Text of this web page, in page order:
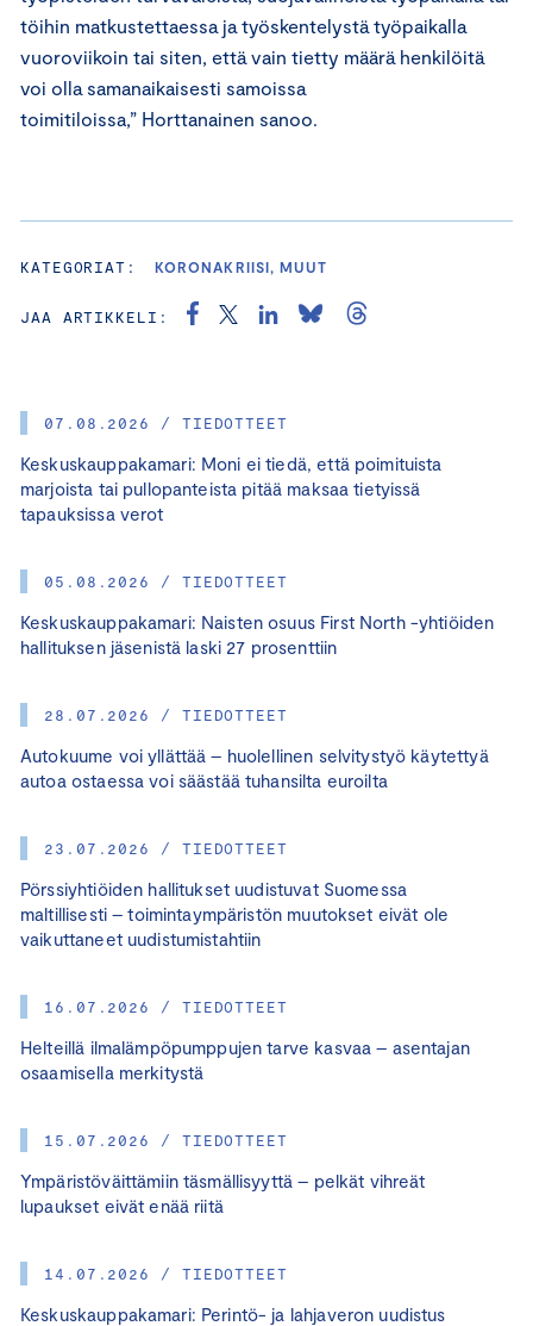
07.08.2026 / TIEDOTTEET
Keskuskauppakamari: Moni ei tiedä, että poimituista
marjoista tai pullopanteista pitää maksaa tietyissä
tapauksissa verot
05.08.2026 / TIEDOTTEET
Keskuskauppakamari: Naisten osuus First North -yhtiöiden
hallituksen jäsenistä laski 27 prosenttiin
28.07.2026 / TIEDOTTEET
Autokuume voi yllättää – huolellinen selvitystyö käytettyä
autoa ostaessa voi säästää tuhansilta euroilta
23.07.2026 / TIEDOTTEET
Pörssiyhtiöiden hallitukset uudistuvat Suomessa
maltillisesti – toimintaympäristön muutokset eivät ole
vaikuttaneet uudistumistahtiin
16.07.2026 / TIEDOTTEET
Helteillä ilmalämpöpumppujen tarve kasvaa – asentajan
osaamisella merkitystä
15.07.2026 / TIEDOTTEET
Ympäristöväittämiin täsmällisyyttä – pelkät vihreät
lupaukset eivät enää riitä
14.07.2026 / TIEDOTTEET
Keskuskauppakamari: Perintö- ja lahjaveron uudistus
töihin matkustettaessa ja työskentelystä työpaikalla
vuoroviikoin tai siten, että vain tietty määrä henkilöitä
voi olla samanaikaisesti samoissa
toimitiloissa,” Horttanainen sanoo.
KATEGORIAT: KORONAKRIISI, MUUT
JAA ARTIKKELI: